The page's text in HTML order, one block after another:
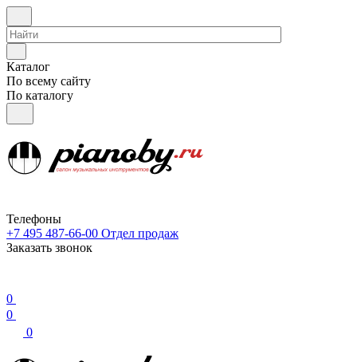
Каталог
По всему сайту
По каталогу
Телефоны
+7 495 487-66-00 Отдел продаж
Заказать звонок
0
0
0